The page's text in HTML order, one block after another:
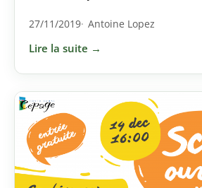
27/11/2019 Antoine Lopez
Lire la suite →